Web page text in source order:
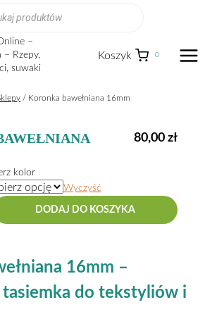
Koszyk 0
/ Koronka bawełniana 16mm
80,00 zł
kolor
Wyczyść
DODAJ DO KOSZYKA
16mm –
do tekstyliów i